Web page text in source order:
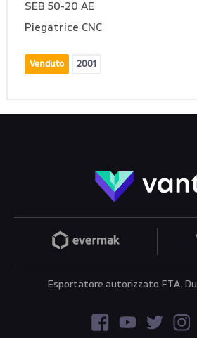
SEB 50-20 AE
Piegatrice CNC
Venduto 2001
Esportatore autorizzato FTA.